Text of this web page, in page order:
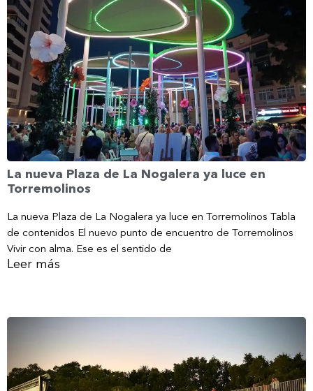
La nueva Plaza de La Nogalera ya luce en
Torremolinos
La nueva Plaza de La Nogalera ya luce en Torremolinos Tabla
de contenidos El nuevo punto de encuentro de Torremolinos
Vivir con alma. Ese es el sentido de
Leer más